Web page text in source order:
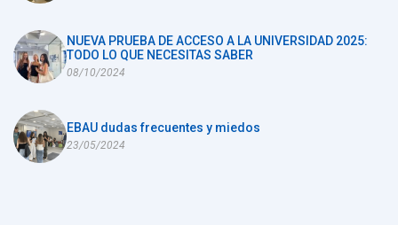
NUEVA PRUEBA DE ACCESO A LA UNIVERSIDAD 2025:
TODO LO QUE NECESITAS SABER
08/10/2024
EBAU dudas frecuentes y miedos
23/05/2024